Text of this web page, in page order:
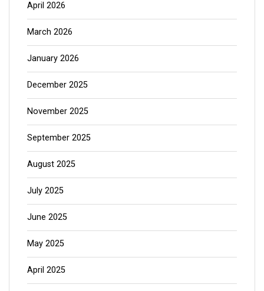
April 2026
March 2026
January 2026
December 2025
November 2025
September 2025
August 2025
July 2025
June 2025
May 2025
April 2025